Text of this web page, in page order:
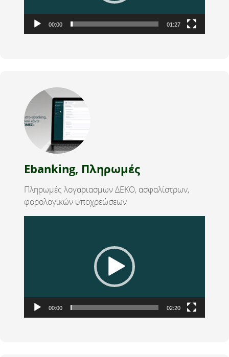
00:00 01:27
Ebanking, Πληρωμές
Πληρωμές λογαριασμων ΔΕΚΟ, ασφαλίστρων,
φορολογικών υποχρεώσεων
00:00 02:20